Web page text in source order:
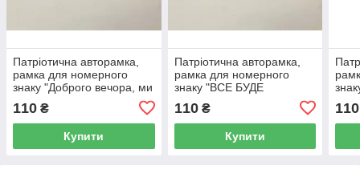
Патріотична авторамка,
рамка для номерного
знаку "Доброго вечора, ми
чорна (08)
110 ₴
Купити
Патріотична авторамка,
рамка для номерного
знаку "ВСЕ БУДЕ
чорна (14)
110₴
Купити
110